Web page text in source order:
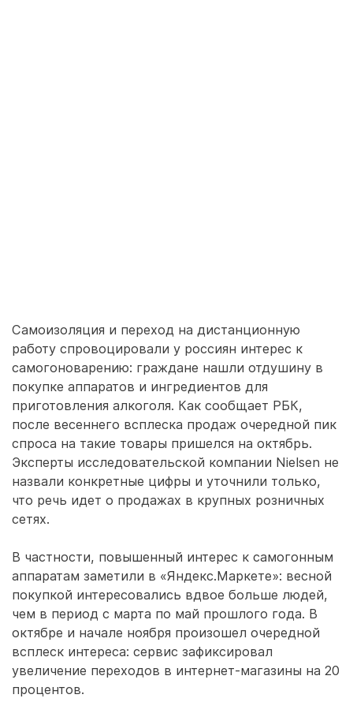
Самоизоляция и переход на дистанционную
работу спровоцировали у россиян интерес к
самогоноварению: граждане нашли отдушину в
покупке аппаратов и ингредиентов для
приготовления алкоголя. Как сообщает РБК,
после весеннего всплеска продаж очередной пик
спроса на такие товары пришелся на октябрь.
Эксперты исследовательской компании Nielsen не
назвали конкретные цифры и уточнили только,
что речь идет о продажах в крупных розничных
сетях.
В частности, повышенный интерес к самогонным
аппаратам заметили в «Яндекс.Маркете»: весной
покупкой интересовались вдвое больше людей,
чем в период с марта по май прошлого года. В
октябре и начале ноября произошел очередной
всплеск интереса: сервис зафиксировал
увеличение переходов в интернет-магазины на 20
процентов.